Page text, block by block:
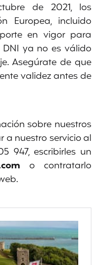
de 2021, los
Europea, incluido
en vigor para
DNI ya no es válido
Asegúrate de que
validez antes de
sobre nuestros
a nuestro servicio al
947, escribirles un
o contratarlo